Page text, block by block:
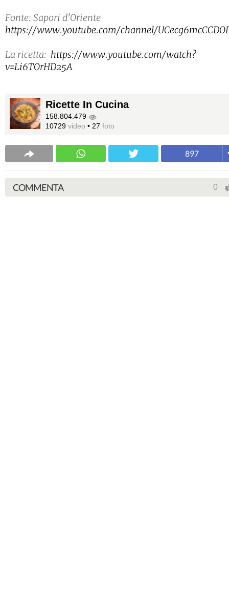
Fonte: Sapori d'Oriente
https://www.youtube.com/channel/
La ricetta: https://www.youtube.com/watch?
v=Li6TOrHD25A
Ricette In Cucina
158.804.479
10729 video • 27 foto
897
COMMENTA 0